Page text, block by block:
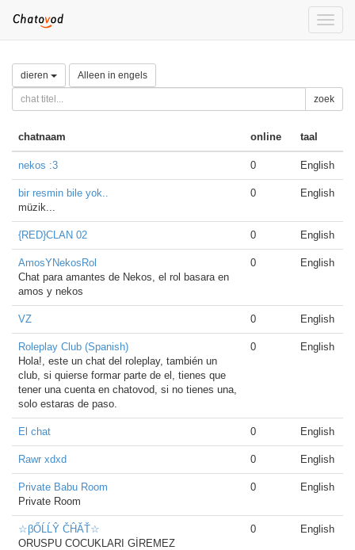
Toggle
dieren Alleen in engels
zoek
chatnaam online taal
nekos :3 0 English
bir resmin bile yok..
müzik...
0 English
{RED}CLAN 02 0 English
AmosYNekosRol
Chat para amantes de Nekos, el rol basara en
amos y nekos
0 English
VZ 0 English
Roleplay Club (Spanish)
Hola!, este un chat del roleplay, también un
club, si quierse formar parte de el, tienes que
tener una cuenta en chatovod, si no tienes una,
solo estaras de paso.
0 English
El chat 0 English
Rawr xdxd 0 English
Private Babu Room
Private Room
0 English
☆βŐĹĹŶ ČĤĂŤ☆
ORUSPU COCUKLARI GİREMEZ
0 English